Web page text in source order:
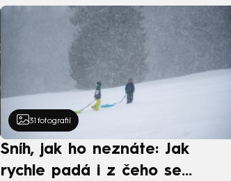
31 fotografií
Sníh, jak ho neznáte: Jak
rychle padá i z čeho se